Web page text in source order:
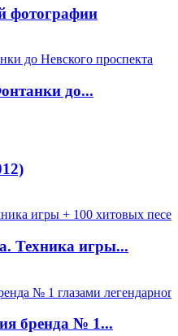
фотографии
до...
Техника игры...
бренда № 1...